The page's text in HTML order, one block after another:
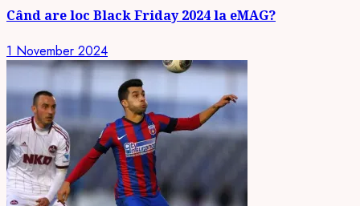
Când are loc Black Friday 2024 la eMAG?
1 November 2024